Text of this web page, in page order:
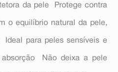
da pele  Protege contra
o equilíbrio natural da pele,
Ideal para peles sensíveis e
 Não deixa a pele